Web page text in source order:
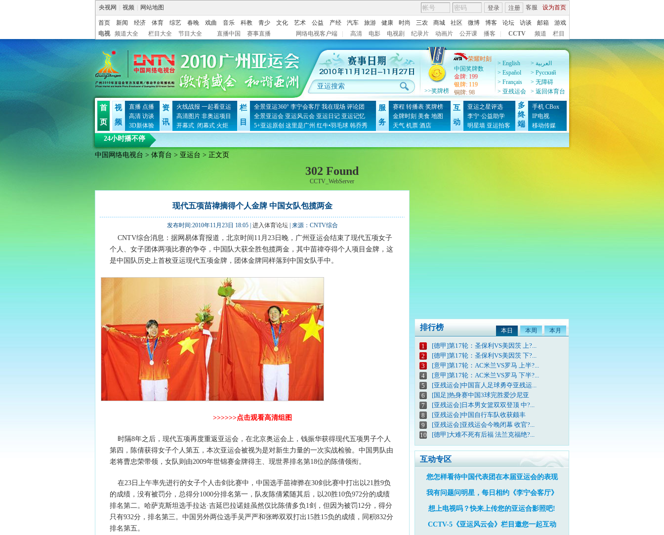
央视网 视频 网站地图 客服 设为首页
登录 注册
首页 新闻 经济 体育 综艺 春晚 戏曲 音乐 科教 青少 文化 艺术 公益 产经 汽车 旅游 健康 时尚 三农 商城 社区 微博 博客 论坛 访谈 邮箱
游戏
电视
频道大全 栏目大全 节目大全 直播中国 赛事直播 网络电视客户端 高清 电影 电视剧 纪录片 动画片 公开课 播客 CCTV 频道 栏目
> English
> العربية
> Español
> Pусский
> Français
> 无障碍
> 亚残运会
> 返回体育台
>>奖牌榜
荣耀时刻
中国奖牌数
金牌: 199
银牌: 119
铜牌: 98
首
页
视
频
直播 点播
高清 访谈
3D新体验
资
讯
火线战报 一起看亚运
高清图片 非奥运项目
开幕式 闭幕式 火炬
栏
目
全景亚运360° 李宁会客厅 我在现场 评论团
全景亚运会 亚运风云会 亚运日记 亚运记忆
5+亚运原创 这里是广州 红牛•羽毛球 韩乔秀
服
务
赛程 转播表 奖牌榜
金牌时刻 美食 地图
天气 机票 酒店
互
动
亚运之星评选
李宁·公益助学
明星墙 亚运拍客
多
终
端
手机 CBox
IP电视
移动传媒
24小时播不停
中国网络电视台 > 体育台 > 亚运台 > 正文页
302 Found
CCTV_WebServer
现代五项苗禕摘得个人金牌 中国女队包揽两金
发布时间:2010年11月23日 18:05 | 进入体育论坛| 来源：CNTV综合
CNTV综合消息：据网易体育报道，北京时间11月23日晚，广州亚运会结束了现代五项女子
个人、女子团体两项比赛的争夺，中国队大获全胜包揽两金，其中苗禕夺得个人项目金牌，这
是中国队历史上首枚亚运现代五项金牌，团体金牌同样落到中国女队手中。
>>>>>>点击观看高清组图
时隔8年之后，现代五项再度重返亚运会，在北京奥运会上，钱振华获得现代五项男子个人
第四，陈倩获得女子个人第五，本次亚运会被视为是对新生力量的一次实战检验。中国男队由
老将曹忠荣带领，女队则由2009年世锦赛金牌得主、现世界排名第18位的陈倩领衔。
在23日上午率先进行的女子个人击剑比赛中，中国选手苗禕骅在30剑比赛中打出以21胜9负
的成绩，没有被罚分，总得分1000分排名第一，队友陈倩紧随其后，以20胜10负972分的成绩
排名第二。哈萨克斯坦选手拉达·吉延巴拉诺娃虽然仅比陈倩多负1剑，但因为被罚12分，得分
只有932分，排名第三。中国另外两位选手吴严严和张晔双双打出15胜15负的成绩，同积832分
排名第五。
排行榜 本日 本周 本月
1
[德甲]第17轮：圣保利VS美因茨 上?...
2
[德甲]第17轮：圣保利VS美因茨 下?...
3
[意甲]第17轮：AC米兰VS罗马 上半?...
4
[意甲]第17轮：AC米兰VS罗马 下半?...
5
[亚残运会]中国盲人足球勇夺亚残运...
6
[国足]热身赛中国3球完胜爱沙尼亚
7
[亚残运会]日本男女篮双双登顶 中?...
8
[亚残运会]中国自行车队收获颇丰
9
[亚残运会]亚残运会今晚闭幕 收官?...
10
[德甲]大难不死有后福 法兰克福绝?...
互动专区
您怎样看待中国代表团在本届亚运会的表现
我有问题问明星，每日相约《李宁会客厅》
想上电视吗？快来上传您的亚运合影照吧!
CCTV-5《亚运风云会》栏目邀您一起互动